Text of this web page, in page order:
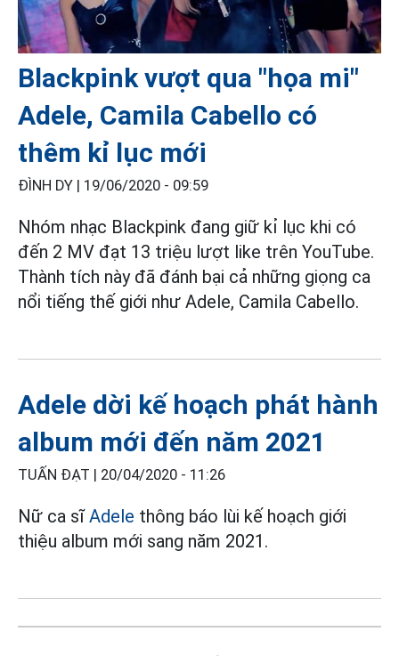
Blackpink vượt qua "họa mi"
Adele, Camila Cabello có
thêm kỉ lục mới
ĐÌNH DY | 19/06/2020 - 09:59
Nhóm nhạc Blackpink đang giữ kỉ lục khi có
đến 2 MV đạt 13 triệu lượt like trên YouTube.
Thành tích này đã đánh bại cả những giọng ca
nổi tiếng thế giới như Adele, Camila Cabello.
Adele dời kế hoạch phát hành
album mới đến năm 2021
TUẤN ĐẠT | 20/04/2020 - 11:26
Nữ ca sĩAdele thông báo lùi kế hoạch giới
thiệu album mới sang năm 2021.